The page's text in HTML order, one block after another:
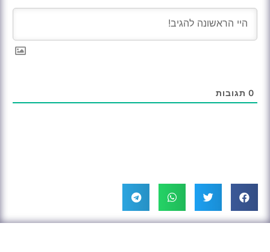
0 תגובות